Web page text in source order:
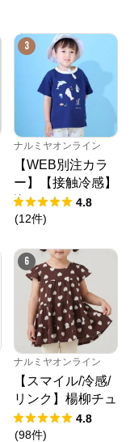
3
ナルミヤオンライン
【WEB別注カラ
ー】【接触冷感】
海のいきものアッ
プリケ半袖Tシャ
4.8
(12件)
6
ナルミヤオンライン
【スマイル/冷感/
リンク】楊柳チュ
ニック
4.8
(98件)